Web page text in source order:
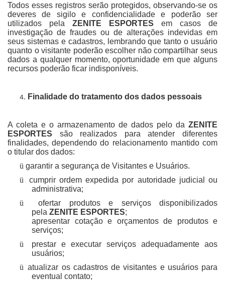
Todos esses registros serão protegidos, observando-se os
deveres de sigilo e confidencialidade e poderão ser
utilizados pela ZENITE ESPORTES em casos de
investigação de fraudes ou de alterações indevidas em
seus sistemas e cadastros, lembrando que tanto o usuário
quanto o visitante poderão escolher não compartilhar seus
dados a qualquer momento, oportunidade em que alguns
recursos poderão ficar indisponíveis.
Finalidade do tratamento dos dados pessoais
A coleta e o armazenamento de dados pelo da ZENITE
ESPORTES são realizados para atender diferentes
finalidades, dependendo do relacionamento mantido com
o titular dos dados:
ü garantir a segurança de Visitantes e Usuários.
ü
cumprir ordem expedida por autoridade judicial ou
administrativa;
ü
ofertar produtos e serviços disponibilizados
pela ZENITE ESPORTES;
apresentar cotação e orçamentos de produtos e
serviços;
ü
prestar e executar serviços adequadamente aos
usuários;
ü atualizar os cadastros de visitantes e usuários para
eventual contato;